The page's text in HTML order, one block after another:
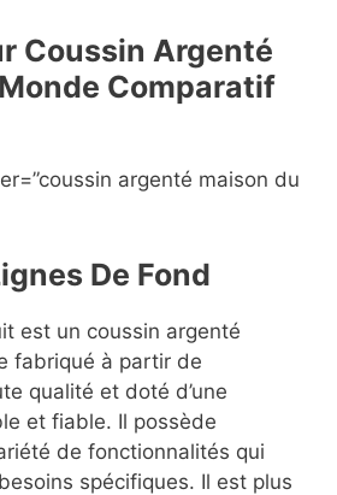
Coussin Argenté
Comparatif
argenté maison du
De Fond
est un coussin argenté
fabriqué à partir de
qualité et doté d’une
et fiable. Il possède
de fonctionnalités qui
spécifiques. Il est plus